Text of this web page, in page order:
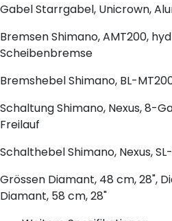
GabelStarrgabel, Unicrown,
BremsenShimano, AMT200,
Scheibenbremse
BremshebelShimano, BL-
SchaltungShimano, Nexus, 8-
Freilauf
SchalthebelShimano, Nexus,
Grössen Diamant, 48 cm, 28",
Diamant, 58 cm, 28"